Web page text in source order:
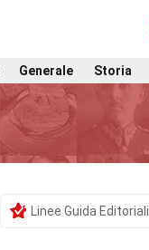
Generale Storia
Linee Guida Editoriali